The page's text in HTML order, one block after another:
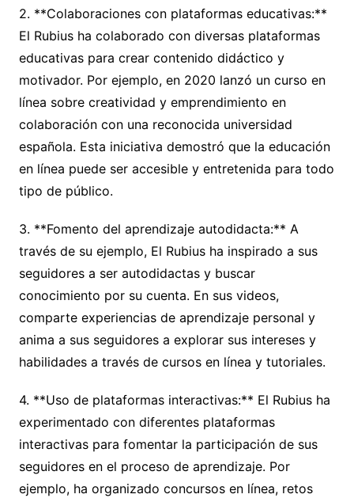
2. **Colaboraciones con plataformas educativas:**
El Rubius ha colaborado con diversas plataformas
educativas para crear contenido didáctico y
motivador. Por ejemplo, en 2020 lanzó un curso en
línea sobre creatividad y emprendimiento en
colaboración con una reconocida universidad
española. Esta iniciativa demostró que la educación
en línea puede ser accesible y entretenida para todo
tipo de público.
3. **Fomento del aprendizaje autodidacta:** A
través de su ejemplo, El Rubius ha inspirado a sus
seguidores a ser autodidactas y buscar
conocimiento por su cuenta. En sus videos,
comparte experiencias de aprendizaje personal y
anima a sus seguidores a explorar sus intereses y
habilidades a través de cursos en línea y tutoriales.
4. **Uso de plataformas interactivas:** El Rubius ha
experimentado con diferentes plataformas
interactivas para fomentar la participación de sus
seguidores en el proceso de aprendizaje. Por
ejemplo, ha organizado concursos en línea, retos